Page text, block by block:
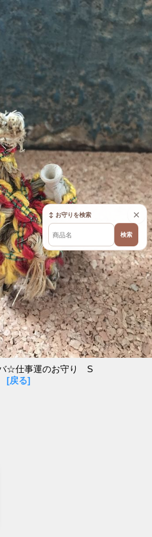
☆仕事運のお守り S
[戻る]
×
↕ お守りを検索
検索